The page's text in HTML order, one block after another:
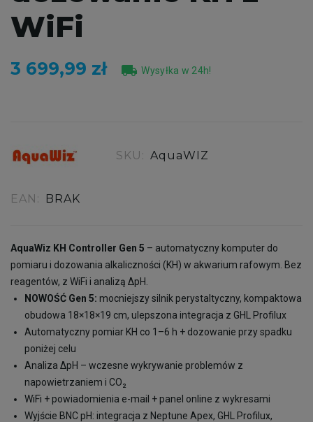
WiFi
3 699,99 zł local_shipping Wysyłka w 24h!
SKU: AquaWIZ
EAN: BRAK
AquaWiz KH Controller Gen 5 – automatyczny komputer do
pomiaru i dozowania alkaliczności (KH) w akwarium rafowym. Bez
reagentów, z WiFi i analizą ΔpH.
NOWOŚĆ Gen 5: mocniejszy silnik perystaltyczny, kompaktowa
obudowa 18×18×19 cm, ulepszona integracja z GHL Profilux
Automatyczny pomiar KH co 1–6 h + dozowanie przy spadku
poniżej celu
Analiza ΔpH – wczesne wykrywanie problemów z
napowietrzaniem i CO₂
WiFi + powiadomienia e-mail + panel online z wykresami
Wyjście BNC pH: integracja z Neptune Apex, GHL Profilux,